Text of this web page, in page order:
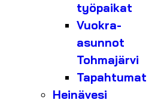
työpaikat
Vuokra-
asunnot
Tohmajärvi
Tapahtumat
Heinävesi